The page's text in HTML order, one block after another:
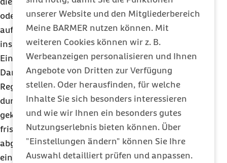
unserer Website und den Mitgliederbereich
Meine BARMER nutzen können. Mit
weiteren Cookies können wir z. B.
Werbeanzeigen personalisieren und Ihnen
Angebote von Dritten zur Verfügung
stellen. Oder herausfinden, für welche
Inhalte Sie sich besonders interessieren
und wie wir Ihnen ein besonders gutes
Nutzungserlebnis bieten können. Über
"Einstellungen ändern" können Sie Ihre
Auswahl detailliert prüfen und anpassen.
oder Kappe. Der Sonnenschutz sollte wiederholt
aufgetragen werden, besonders nach dem Sprung
ins kühle Nass.
Ein anderes häufiges Urlaubsproblem sind
Darminfektionen, besonders bei Fernreisen in
Regionen mit tropischem Klima. Sie entstehen
durch Keime. Den besten Schutz davor bietet frisch
gekochtes Essen und eigenhändig geschältes
frisches Obst. Wasser sollte man möglichst
abgekocht trinken. Wenn sich doch Durchfall
einstellt, heißt es vor allem viel trinken. Am besten